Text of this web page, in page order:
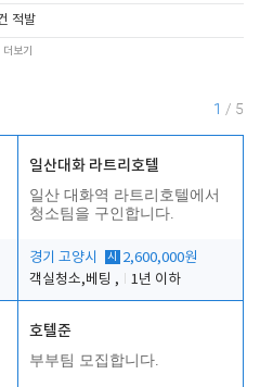
적발
더보기
1 / 5
일산대화 라트리호텔
일산 대화역 라트리호텔에서
청소팀을 구인합니다.
경기 고양시 시
2,600,000원
객실청소,베팅 ,
1년 이하
호텔준
부부팀 모집합니다.